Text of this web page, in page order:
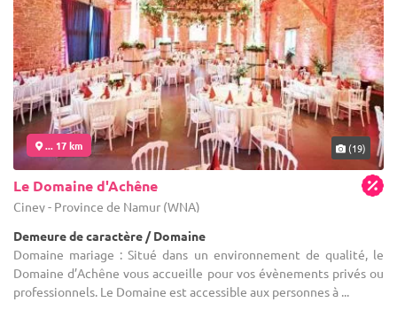
... 17 km (19)
Le Domaine d'Achêne
Ciney - Province de Namur (WNA)
Demeure de caractère / Domaine
Domaine mariage : Situé dans un environnement de qualité, le
Domaine d’Achêne vous accueille pour vos évènements privés ou
professionnels. Le Domaine est accessible aux personnes à ...